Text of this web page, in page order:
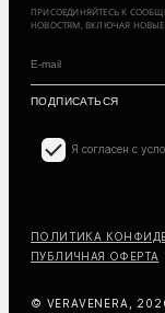
ПРИСОЕДИНЯЙТЕСЬ К
НОВОСТЯМ, ВКЛЮЧАЯ
Я согласен с
ПОЛИТИКА
ПУБЛИЧНАЯ ОФЕРТА
© VERAVENERA,